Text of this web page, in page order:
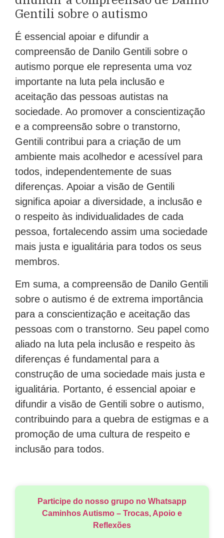
Gentili sobre o autismo
É essencial apoiar e difundir a
compreensão de Danilo Gentili sobre o
autismo porque ele representa uma voz
importante na luta pela inclusão e
aceitação das pessoas autistas na
sociedade. Ao promover a conscientização
e a compreensão sobre o transtorno,
Gentili contribui para a criação de um
ambiente mais acolhedor e acessível para
todos, independentemente de suas
diferenças. Apoiar a visão de Gentili
significa apoiar a diversidade, a inclusão e
o respeito às individualidades de cada
pessoa, fortalecendo assim uma sociedade
mais justa e igualitária para todos os seus
membros.
Em suma, a compreensão de Danilo Gentili
sobre o autismo é de extrema importância
para a conscientização e aceitação das
pessoas com o transtorno. Seu papel como
aliado na luta pela inclusão e respeito às
diferenças é fundamental para a
construção de uma sociedade mais justa e
igualitária. Portanto, é essencial apoiar e
difundir a visão de Gentili sobre o autismo,
contribuindo para a quebra de estigmas e a
promoção de uma cultura de respeito e
inclusão para todos.
Participe do nosso grupo no Whatsapp
Caminhos Autismo – Trocas, Apoio e
Reflexões